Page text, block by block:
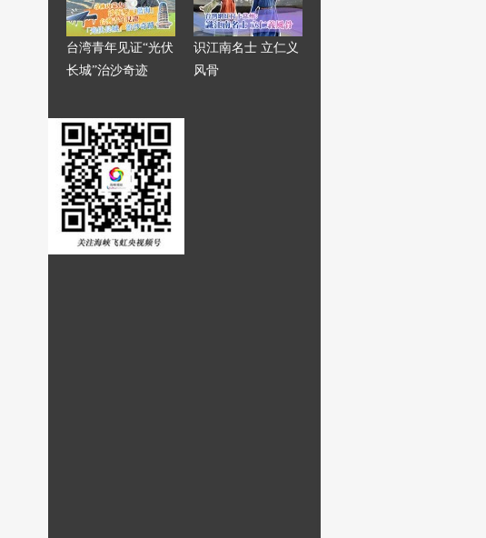
台湾青年见证“光伏
长城”治沙奇迹
识江南名士 立仁义
风骨